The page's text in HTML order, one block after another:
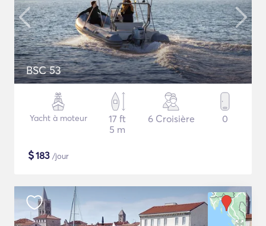
BSC 53
Yacht à moteur
17 ft
5 m
6 Croisière 0
$183 /jour